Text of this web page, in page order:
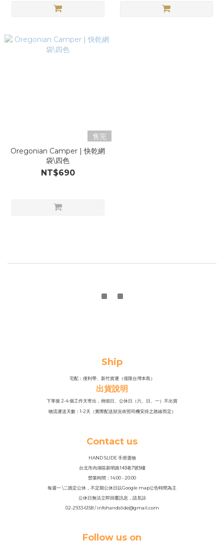
售完
Oregonian Camper | 快乾網
袋\四色
NT$690
Ship
宅配：便利帶、新竹貨運（僅限台灣本島）
出貨說明
下單後 2-4 個工作天寄出，例假日、公休日（六、日、一）不出貨
物流運送天數：1-2天（實際配送狀況依照司機安排之路線而定）
Contact us
HAND SLIDE 手滑選物
台北市內湖區新明路143巷7號5樓
營業時間：14:00 - 20:00
每週一 \二固定公休，不定期公休日以Google map公告時間為主
公休日無法立即回覆訊息，請見諒
02-2933-6158 / infohandslide@gmail.com
Follow us on